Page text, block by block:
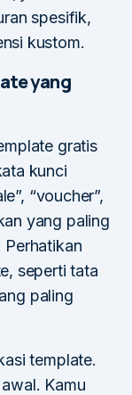
spesifik,
kustom.
yang
gratis
kunci
“voucher”,
yang paling
Perhatikan
seperti tata
paling
template.
Kamu